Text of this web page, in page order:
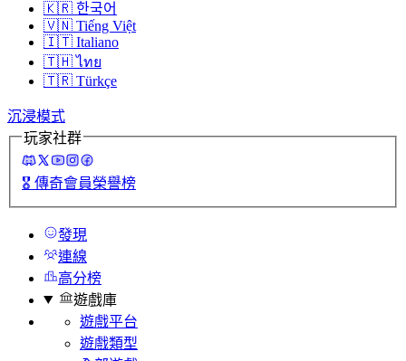
🇰🇷 한국어
🇻🇳 Tiếng Việt
🇮🇹 Italiano
🇹🇭 ไทย
🇹🇷 Türkçe
沉浸模式
玩家社群
🎖️ 傳奇會員榮譽榜
發現
連線
高分榜
遊戲庫
遊戲平台
遊戲類型